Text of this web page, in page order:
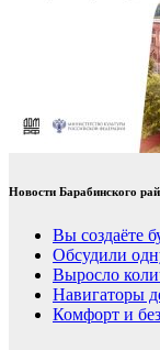
Новости Барабинского
Вы создаёте
Обсудили
Выросло
Навигаторы
Комфорт и